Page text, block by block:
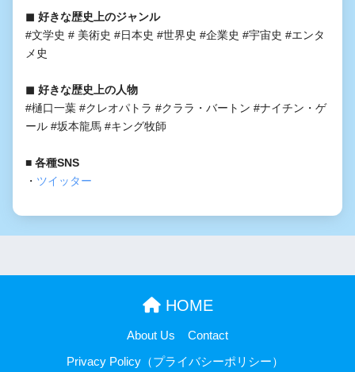
◼︎ 好きな歴史上のジャンル
#文学史 # 美術史 #日本史 #世界史 #企業史 #宇宙史 #エンタ
メ史
◼︎ 好きな歴史上の人物
#樋口一葉 #クレオパトラ #クララ・バートン #ナイチン・ゲ
ール #坂本龍馬 #キング牧師
■ 各種SNS
・ ツイッター
HOME
About Us Contact
Privacy Policy（プライバシーポリシー）